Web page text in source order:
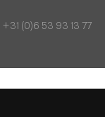
+31 (0)6 53 93 13 77